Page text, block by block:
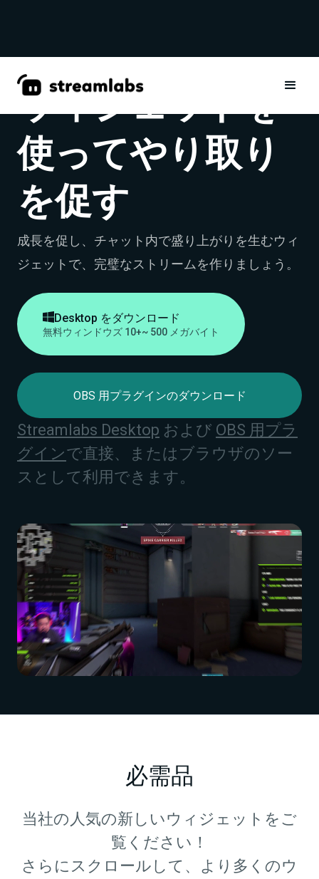
ウィジェットを
使ってやり取り
を促す
成長を促し、チャット内で盛り上がりを生むウィ
ジェットで、完璧なストリームを作りましょう。
Desktop をダウンロード
無料ウィンドウズ 10+~ 500 メガバイト
OBS 用プラグインのダウンロード
Streamlabs Desktop および OBS 用プラ
グインで直接、またはブラウザのソー
スとして利用できます。
必需品
当社の人気の新しいウィジェットをご
覧ください！
さらにスクロールして、より多くのウ